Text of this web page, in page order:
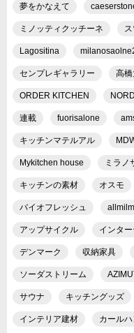
夢をかなえて
ミノッティクッチーネ
Lagositina
センプレギャラリー 高
ORDER KITCHEN
連載 fuorisalone
キッチンマテルアル
Mykitchen house ミラノ
キッチンの素材 オスモ
バイオフレッシュ
アップサイクル インター
デンマーク 収納家具
ソーダストリーム
サウナ キッチングッズ
インテリア建材 カール